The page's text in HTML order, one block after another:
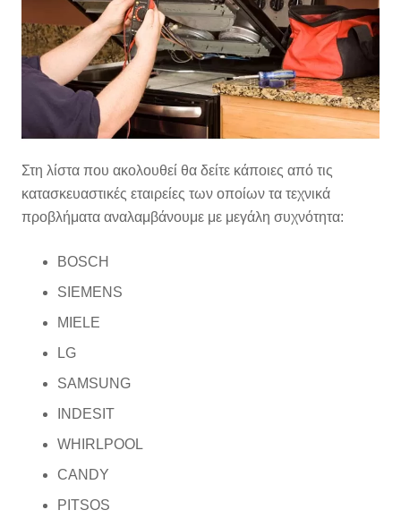
Στη λίστα που ακολουθεί θα δείτε κάποιες από τις
κατασκευαστικές εταιρείες των οποίων τα τεχνικά
προβλήματα αναλαμβάνουμε με μεγάλη συχνότητα:
BOSCH
SIEMENS
MIELE
LG
SAMSUNG
INDESIT
WHIRLPOOL
CANDY
PITSOS